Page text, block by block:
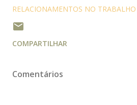
RELACIONAMENTOS NO TRABALHO
COMPARTILHAR
Comentários